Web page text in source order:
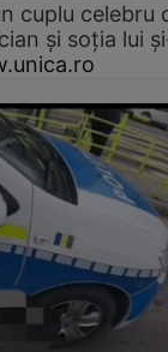
cuplu celebru
și soția lui